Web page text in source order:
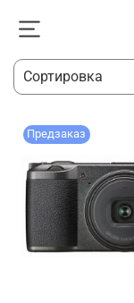
Предзаказ